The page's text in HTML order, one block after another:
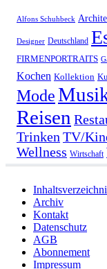
Alfons Schuhbeck
Designer Deutschland
FIRMENPORTRAITS
Kochen Kollektion
Mode
Reisen
Trinken TV/
Wellness Wirtschaft
Archiv
Kontakt
Datenschutz
AGB
Abonnement
Impressum